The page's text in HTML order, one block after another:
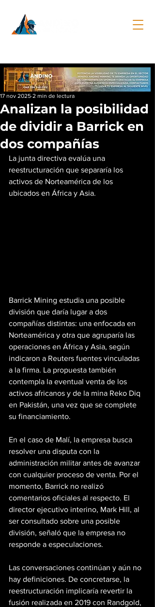
Analizan la posibilidad
de dividir a Barrick en
dos compañías
17 nov 2025 2 min de lectura
La junta directiva evalúa una
reestructuración que separaría los
activos de Norteamérica de los
ubicados en África y Asia.
Barrick Mining estudia una posible
división que daría lugar a dos
compañías distintas: una enfocada en
Norteamérica y otra que agruparía las
operaciones en África y Asia, según
indicaron a Reuters fuentes vinculadas
a la firma. La propuesta también
contempla la eventual venta de los
activos africanos y de la mina Reko Diq
en Pakistán, una vez que se complete
su financiamiento.
En el caso de Malí, la empresa busca
resolver una disputa con la
administración militar antes de avanzar
con cualquier proceso de venta. Por el
momento, Barrick no realizó
comentarios oficiales al respecto. El
director ejecutivo interino, Mark Hill, al
ser consultado sobre una posible
división, señaló que la empresa no
responde a especulaciones.
Las conversaciones continúan y aún no
hay definiciones. De concretarse, la
reestructuración implicaría revertir la
fusión realizada en 2019 con Randgold,